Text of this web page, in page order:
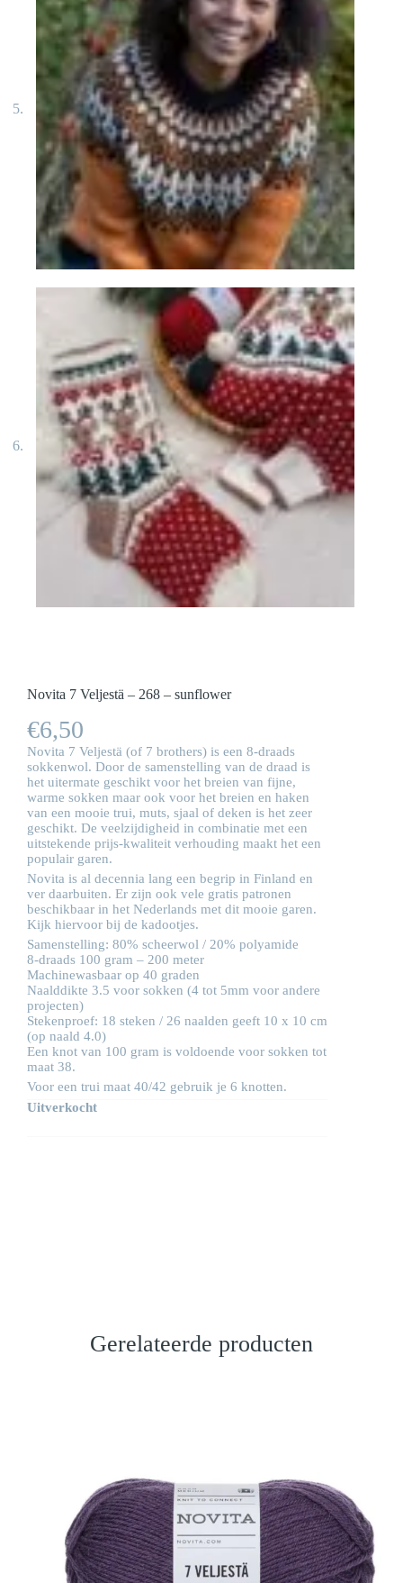
Novita 7 Veljestä – 268 – sunflower
€6,50
Novita 7 Veljestä (of 7 brothers) is een 8-draads
sokkenwol. Door de samenstelling van de draad is
het uitermate geschikt voor het breien van fijne,
warme sokken maar ook voor het breien en haken
van een mooie trui, muts, sjaal of deken is het zeer
geschikt. De veelzijdigheid in combinatie met een
uitstekende prijs-kwaliteit verhouding maakt het een
populair garen.
Novita is al decennia lang een begrip in Finland en
ver daarbuiten. Er zijn ook vele gratis patronen
beschikbaar in het Nederlands met dit mooie garen.
Kijk hiervoor bij de kadootjes.
Samenstelling: 80% scheerwol / 20% polyamide
8-draads 100 gram – 200 meter
Machinewasbaar op 40 graden
Naalddikte 3.5 voor sokken (4 tot 5mm voor andere
projecten)
Stekenproef: 18 steken / 26 naalden geeft 10 x 10 cm
(op naald 4.0)
Een knot van 100 gram is voldoende voor sokken tot
maat 38.
Voor een trui maat 40/42 gebruik je 6 knotten.
Uitverkocht
Gerelateerde producten